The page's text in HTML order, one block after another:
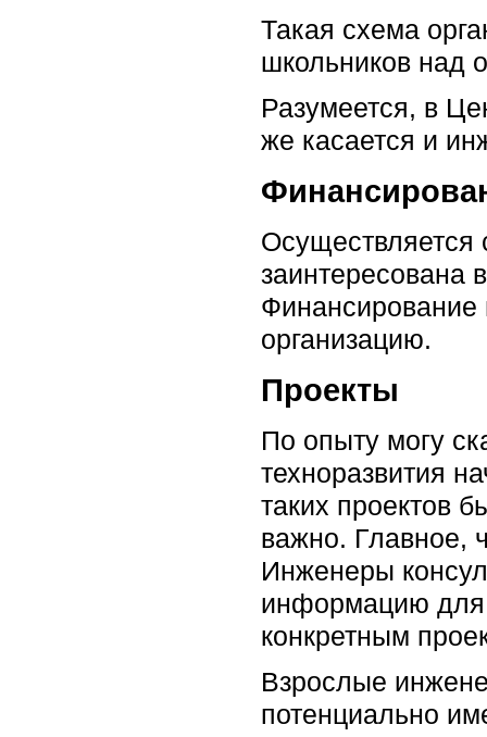
Такая схема
школьников над
Разумеется, в
же касается и
Осуществляется
заинтересована
Финансирование
организацию.
Проекты
По опыту могу
техноразвития
таких проектов
важно. Главное,
Инженеры
информацию для
конкретным
Взрослые
потенциально